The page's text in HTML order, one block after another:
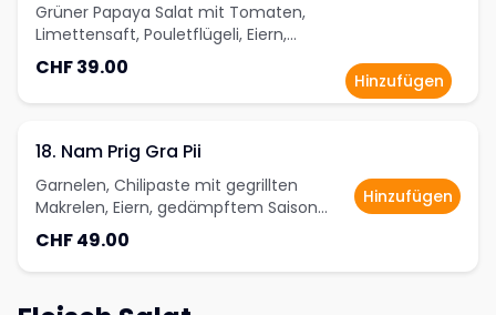
Grüner Papaya Salat mit Tomaten,
Limettensaft, Pouletflügeli, Eiern,
Fischcake, und dünnen Reisnudeln
Papaya Salat nach Wahl (Thai oder
Isan Style)
CHF 39.00
Hinzufügen
18. Nam Prig Gra Pii
Garnelen, Chilipaste mit gegrillten
Makrelen, Eiern, gedämpftem Saison
Gemüse und Thai Omelette
CHF 49.00
Hinzufügen